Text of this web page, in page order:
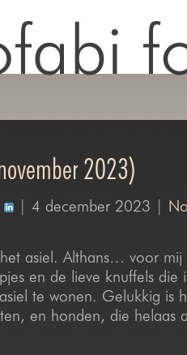
2023)
| 4 december 2023 |
asiel. Althans… voor
en de lieve knuffels die
te wonen. Gelukkig is
en honden, die helaas